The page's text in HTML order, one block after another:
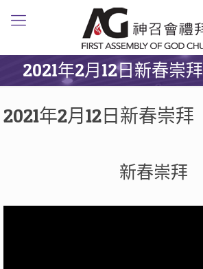
2021年2月12日新春崇拜
2021年2月12日新春崇拜
新春崇拜